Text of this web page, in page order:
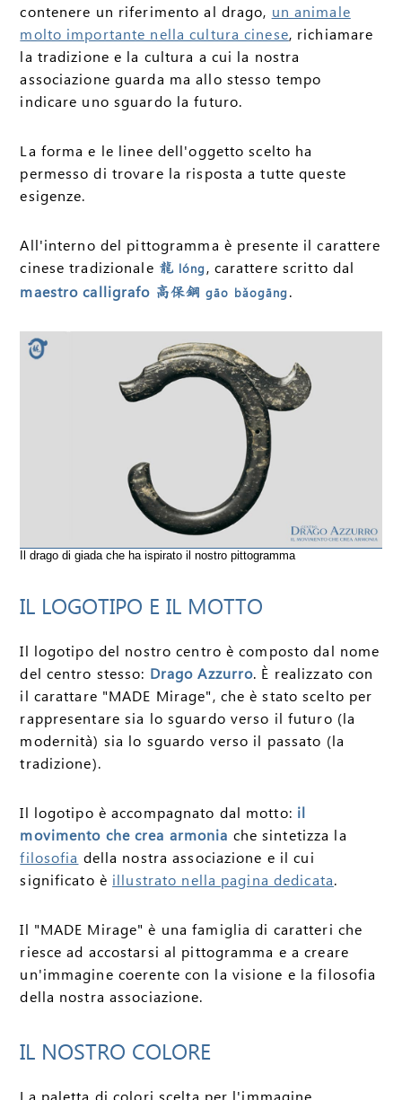
contenere un riferimento al drago, un animale
molto importante nella cultura cinese, richiamare
la tradizione e la cultura a cui la nostra
associazione guarda ma allo stesso tempo
indicare uno sguardo la futuro.
La forma e le linee dell'oggetto scelto ha
permesso di trovare la risposta a tutte queste
esigenze.
All'interno del pittogramma è presente il carattere
cinese tradizionale 龍 lóng, carattere scritto dal
maestro calligrafo 高保鋼 gāo bǎogāng.
Il drago di giada che ha ispirato il nostro pittogramma
IL LOGOTIPO E IL MOTTO
Il logotipo del nostro centro è composto dal nome
del centro stesso: Drago Azzurro. È realizzato con
il carattare "MADE Mirage", che è stato scelto per
rappresentare sia lo sguardo verso il futuro (la
modernità) sia lo sguardo verso il passato (la
tradizione).
Il logotipo è accompagnato dal motto: il
movimento che crea armonia che sintetizza la
filosofia della nostra associazione e il cui
significato è illustrato nella pagina dedicata.
Il "MADE Mirage" è una famiglia di caratteri che
riesce ad accostarsi al pittogramma e a creare
un'immagine coerente con la visione e la filosofia
della nostra associazione.
IL NOSTRO COLORE